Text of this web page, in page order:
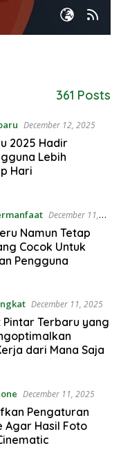
361 Posts
December 12, 2025
2025 Hadir
Lebih
Hari
December 11,
Namun Tetap
Cocok Untuk
Pengguna
December 11, 2025
Pintar Terbaru yang
dari Mana Saja
December 11, 2025
Pengaturan
Agar Hasil Foto